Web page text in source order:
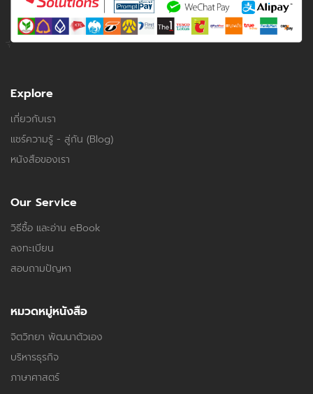
Explore
เกี่ยวกับเรา
แชร์ความรู้ - สู่กัน (Blog)
หนังสือของเรา
Our Service
วิธีซื้อ และอ่าน eBook
ลงทะเบียน
สอบถามปัญหา
หมวดหมู่หนังสือ
จิตวิทยา พัฒนาตัวเอง
บริหารธุรกิจ
ภาษาศาสตร์